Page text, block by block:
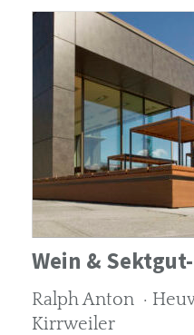
Wein &
Ralph Anton ·
Kirrweiler